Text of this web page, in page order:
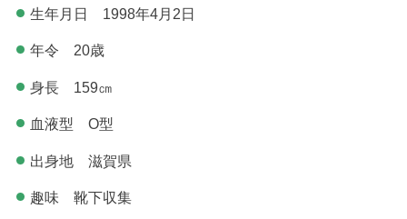
生年月日 1998年4月2日
年令 20歳
身長 159㎝
血液型 O型
出身地 滋賀県
趣味 靴下収集